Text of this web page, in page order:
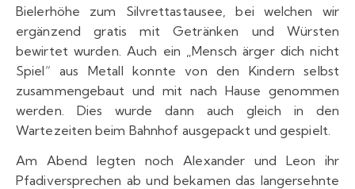
Bielerhöhe zum Silvrettastausee, bei welchen wir
ergänzend gratis mit Getränken und Würsten
bewirtet wurden. Auch ein „Mensch ärger dich nicht
Spiel“ aus Metall konnte von den Kindern selbst
zusammengebaut und mit nach Hause genommen
werden. Dies wurde dann auch gleich in den
Wartezeiten beim Bahnhof ausgepackt und gespielt.
Am Abend legten noch Alexander und Leon ihr
Pfadiversprechen ab und bekamen das langersehnte